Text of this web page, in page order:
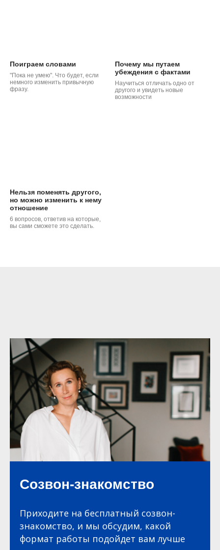
Поиграем словами
"Пока не умею". Что будет, если
немного изменить привычную
фразу.
Почему мы путаем
убеждения с фактами
Научиться отличать одно от
другого и увидеть новые
возможности
Нельзя поменять другого,
но можно изменить к нему
отношение
6 вопросов, ответив на которые,
вы сами сможете это сделать.
Созвон-знакомство
Приходите на бесплатный созвон-
знакомство, и мы обсудим, какой
формат работы подойдет вам лучше